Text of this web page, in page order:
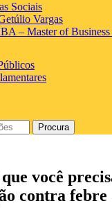
Sociais
Vargas
– Master of
Procura
você
contra febre